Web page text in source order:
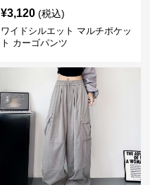
¥3,120 (税込)
ワイドシルエット マルチポケッ
ト カーゴパンツ